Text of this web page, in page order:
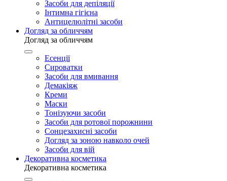
Засоби для депіляції
Інтимна гігієна
Антицелюлітні засоби
Догляд за обличчям
Догляд за обличчям
Есенції
Сироватки
Засоби для вмивання
Демакіяж
Креми
Маски
Тонізуючи засоби
Засоби для ротової порожнини
Сонцезахисні засоби
Догляд за зоною навколо очей
Засоби для вій
Декоративна косметика
Декоративна косметика